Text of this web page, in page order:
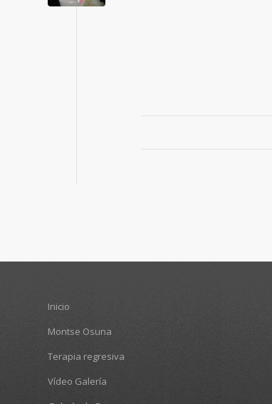
Inicio
Montse Osuna
Terapia regresiva
Vídeo Galería